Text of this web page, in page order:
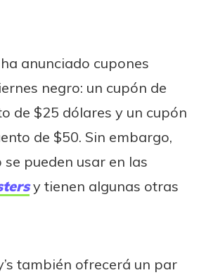
anunciado cupones
negro: un cupón de
de $25 dólares y un cupón
de $50. Sin embargo,
pueden usar en las
y tienen algunas otras
también ofrecerá un par